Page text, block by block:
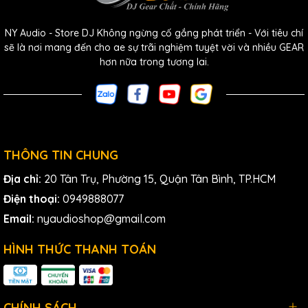
các tiềm năng sáng tạo mới cho việc mash-up, remix
và nhiều hơn nữa.
Bộ kết nối linh hoạt bao gồm điều khiển ánh sáng
StagelinQ, 4 cổng USB, 1 khe cắm thẻ SD, hỗ trợ bàn
phím USB, 4 đầu vào Phono/Line có thể gán lại, cũng
Đầu ra và quản lý zone riêng biệt cho phép bro tạo
không khí khác nhau cho nhiều điểm từ một bộ điều
khiển, cho phép lựa chọn bài hát riêng biệt.
TIDAL, Beatport, Beatsource, SoundCloud GO+,
Dropbox, và Amazon Music Unlimited để nhanh
chóng tải về, phân tích và mix các bản nhạc.
NY Audio - Store DJ Không ngừng cố gắng phát triển - Với tiêu chí
sẽ là nơi mang đến cho ae sự trãi nghiệm tuyệt vời và nhiều GEAR
hơn nữa trong tương lai.
THÔNG TIN CHUNG
Địa chỉ: 20 Tân Trụ, Phường 15, Quận Tân Bình, TP.HCM
Điện thoại: 0949888077
Email: nyaudioshop@gmail.com
HÌNH THỨC THANH TOÁN